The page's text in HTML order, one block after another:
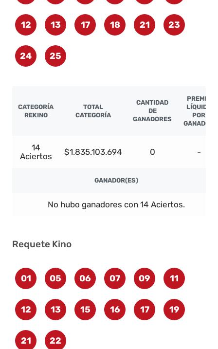
12 13 17 18 21 23
24 25
CATEGORÍA
REKINO
TOTAL
CATEGORÍA
CANTIDAD
DE
GANADORES
PREMIO
LÍQUIDO
POR
GANADOR
14
Aciertos
$1.835.103.694 0 -
GANADOR(ES)
No hubo ganadores con 14 Aciertos.
Requete Kino
01 05 06 07 09 11
12 13 15 16 17 19
21 22